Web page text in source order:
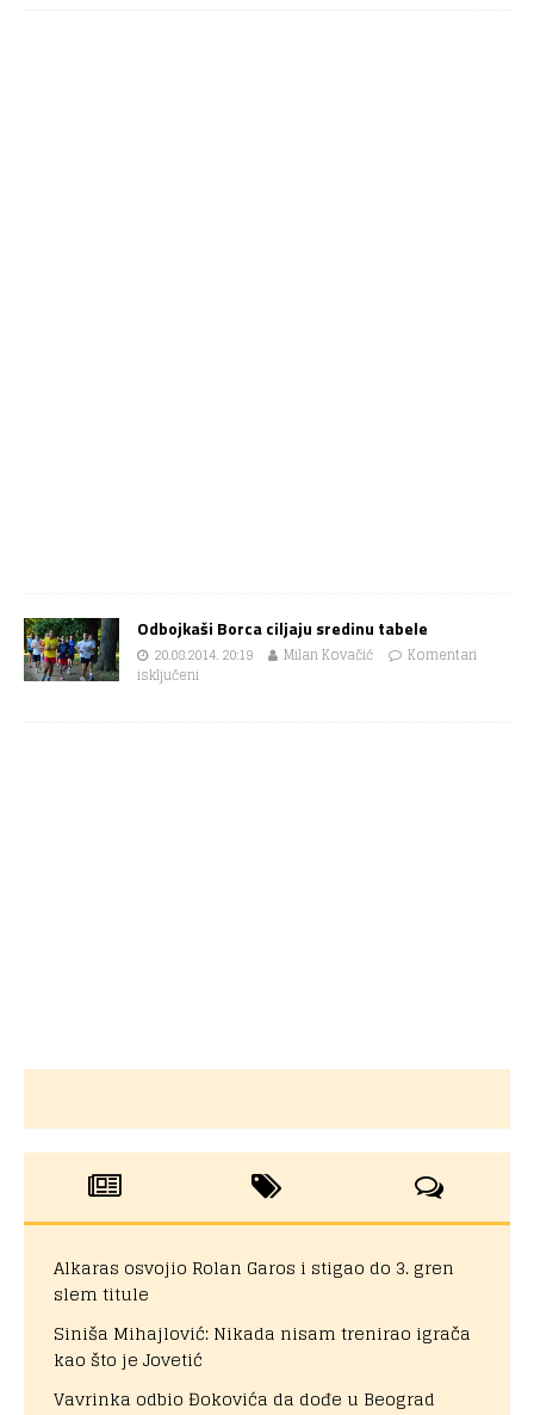
Odbojkaši Borca ciljaju sredinu tabele
20.08.2014. 20:19 Milan Kovačić
Komentari
isključeni
Alkaras osvojio Rolan Garos i stigao do 3. gren
slem titule
Siniša Mihajlović: Nikada nisam trenirao igrača
kao što je Jovetić
Vavrinka odbio Đokovića da dođe u Beograd